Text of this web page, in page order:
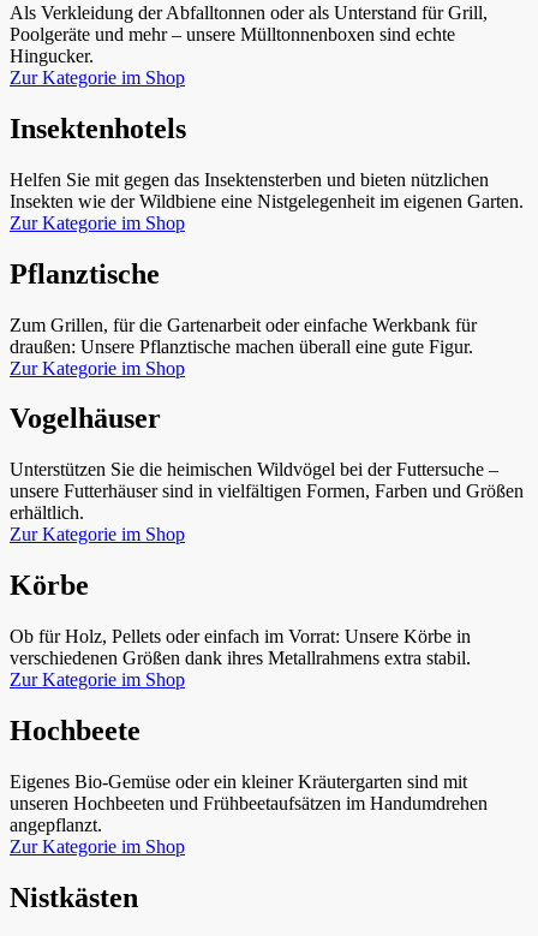
Als Verkleidung der Abfalltonnen oder als Unterstand für Grill,
Poolgeräte und mehr – unsere Mülltonnenboxen sind echte
Hingucker.
Zur Kategorie im Shop
Insektenhotels
Helfen Sie mit gegen das Insektensterben und bieten nützlichen
Insekten wie der Wildbiene eine Nistgelegenheit im eigenen Garten.
Zur Kategorie im Shop
Pflanztische
Zum Grillen, für die Gartenarbeit oder einfache Werkbank für
draußen: Unsere Pflanztische machen überall eine gute Figur.
Zur Kategorie im Shop
Vogelhäuser
Unterstützen Sie die heimischen Wildvögel bei der Futtersuche –
unsere Futterhäuser sind in vielfältigen Formen, Farben und Größen
erhältlich.
Zur Kategorie im Shop
Körbe
Ob für Holz, Pellets oder einfach im Vorrat: Unsere Körbe in
verschiedenen Größen dank ihres Metallrahmens extra stabil.
Zur Kategorie im Shop
Hochbeete
Eigenes Bio-Gemüse oder ein kleiner Kräutergarten sind mit
unseren Hochbeeten und Frühbeetaufsätzen im Handumdrehen
angepflanzt.
Zur Kategorie im Shop
Nistkästen